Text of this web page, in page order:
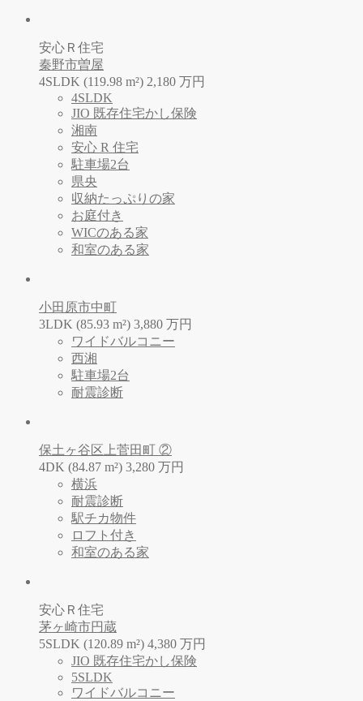
安心Ｒ住宅
秦野市曽屋
4SLDK (119.98 m²) 2,180 万円
4SLDK
JIO 既存住宅かし保険
湘南
安心 R 住宅
駐車場2台
県央
収納たっぷりの家
お庭付き
WICのある家
和室のある家
小田原市中町
3LDK (85.93 m²) 3,880 万円
ワイドバルコニー
西湘
駐車場2台
耐震診断
保土ヶ谷区上菅田町 ②
4DK (84.87 m²) 3,280 万円
横浜
耐震診断
駅チカ物件
ロフト付き
和室のある家
安心Ｒ住宅
茅ヶ崎市円蔵
5SLDK (120.89 m²) 4,380 万円
JIO 既存住宅かし保険
5SLDK
ワイドバルコニー